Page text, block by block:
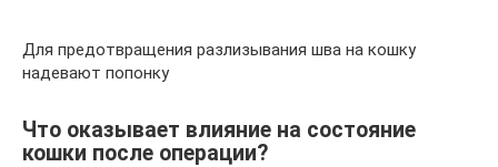
Для предотвращения разлизывания шва на кошку
надевают попонку
Что оказывает влияние на состояние
кошки после операции?